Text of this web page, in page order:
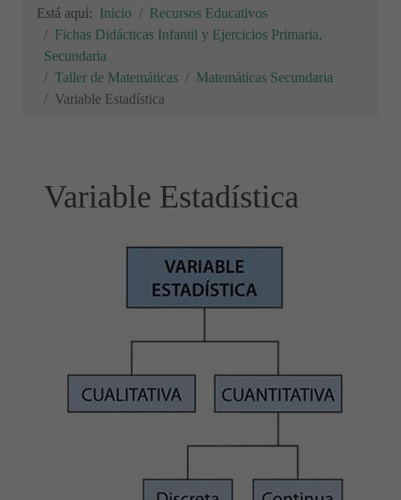
Está aquí: Inicio
Recursos Educativos
Fichas Didácticas Infantil y Ejercicios Primaria,
Secundaria
Taller de Matemáticas
Matemáticas Secundaria
Variable Estadística
Variable Estadística